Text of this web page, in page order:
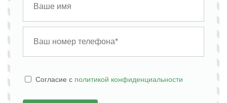
Cогласие с политикой конфиденциальности